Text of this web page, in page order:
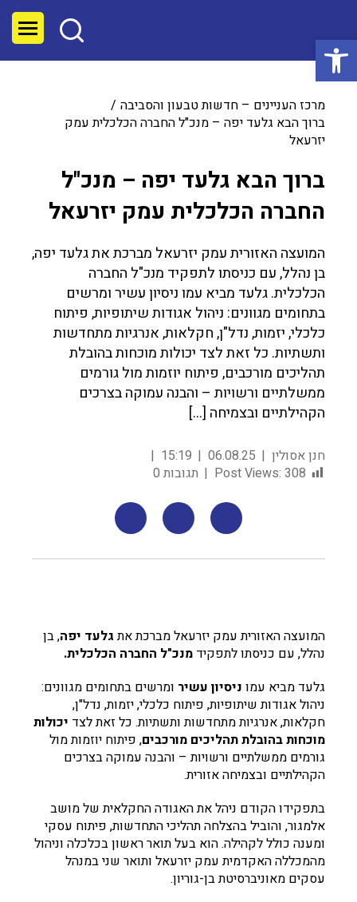
פתח סרגל נגישות
מרכז העניינים – חדשות טבעון והסביבה
ברוך הבא גלעד יפה – מנכ"ל החברה הכלכלית עמק
יזרעאל
ברוך הבא גלעד יפה – מנכ"ל
החברה הכלכלית עמק יזרעאל
המועצה האזורית עמק יזרעאל מברכת את גלעד יפה,
בן נהלל, עם כניסתו לתפקיד מנכ"ל החברה
הכלכלית. גלעד מביא עמו ניסיון עשיר ומרשים
בתחומים מגוונים: ניהול אגודות שיתופיות, פיתוח
כלכלי, יזמות, נדל"ן, חקלאות, אנרגיות מתחדשות
ותשתיות. כל זאת לצד יכולות מוכחות בהובלת
תהליכים מורכבים, פיתוח יוזמות מול גורמים
ממשלתיים ורשויות – והבנה עמוקה בצרכים
הקהילתיים ובצמיחה […]
חנן אסולין 06.08.25
15:19
Post Views: 308 תגובות 0
המועצה האזורית עמק יזרעאל מברכת אתגלעד יפה, בן
נהלל, עם כניסתו לתפקיד מנכ"ל החברה הכלכלית.
גלעד מביא עמו ניסיון עשיר ומרשים בתחומים מגוונים:
ניהול אגודות שיתופיות, פיתוח כלכלי, יזמות, נדל"ן,
חקלאות, אנרגיות מתחדשות ותשתיות. כל זאת לצד יכולות
מוכחות בהובלת תהליכים מורכבים, פיתוח יוזמות מול
גורמים ממשלתיים ורשויות – והבנה עמוקה בצרכים
הקהילתיים ובצמיחה אזורית.
בתפקידו הקודם ניהל את האגודה החקלאית של מושב
אלמגור, והוביל בהצלחה תהליכי התחדשות, פיתוח עסקי
ומענה כולל לקהילה. הוא בעל תואר ראשון בכלכלה וניהול
מהמכללה האקדמית עמק יזרעאל ותואר שני במנהל
עסקים מאוניברסיטת בן-גוריון.